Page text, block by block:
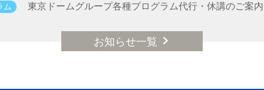
ム 東京ドームグループ各種プログラム代行・休講のご案
お知らせ一覧